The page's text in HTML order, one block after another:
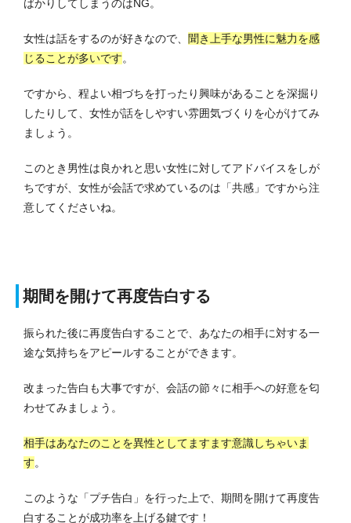
ばかりしてしまうのはNG。
女性は話をするのが好きなので、 聞き上手な男性に魅力を感
じることが多いです。
ですから、程よい相づちを打ったり興味があることを深掘り
したりして、女性が話をしやすい雰囲気づくりを心がけてみ
ましょう。
このとき男性は良かれと思い女性に対してアドバイスをしが
ちですが、女性が会話で求めているのは「共感」ですから注
意してくださいね。
期間を開けて再度告白する
振られた後に再度告白することで、あなたの相手に対する一
途な気持ちをアピールすることができます。
改まった告白も大事ですが、会話の節々に相手への好意を匂
わせてみましょう。
相手はあなたのことを異性としてますます意識しちゃいま
す。
このような「プチ告白」を行った上で、期間を開けて再度告
白することが成功率を上げる鍵です！